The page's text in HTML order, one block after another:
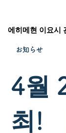
에히메현 이요시
4월
최!
お知らせ